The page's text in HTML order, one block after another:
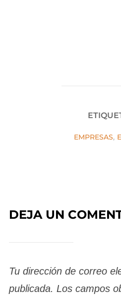
EMPRESAS,
DEJA UN
Tu dirección de correo
publicada. Los campos